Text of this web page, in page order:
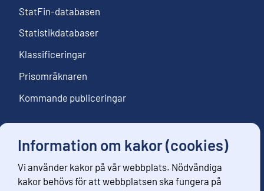
Information om kakor (cookies)
Vi använder kakor på vår webbplats. Nödvändiga
kakor behövs för att webbplatsen ska fungera på
StatFin-databasen
Statistikdatabaser
Klassificeringar
Prisomräknaren
Kommande publiceringar
Följ oss
Beställ nyhetsbrev